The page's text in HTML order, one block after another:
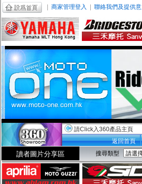
商家管理登入 聯絡我們及提供
請Click入360產品主頁
返回首頁
讀者圖片分享區 搜尋類型